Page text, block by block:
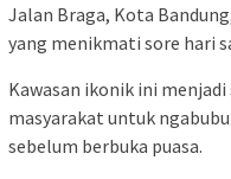
Jalan Braga, Kota
yang menikmati sore hari
Kawasan ikonik ini
masyarakat untuk
sebelum berbuka puasa.